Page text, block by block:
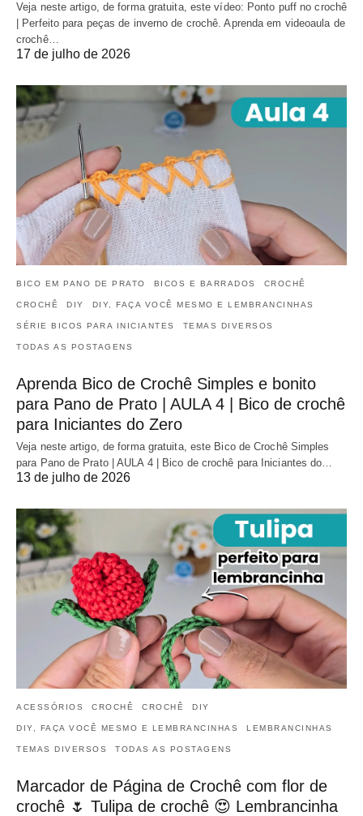
Veja neste artigo, de forma gratuita, este vídeo: Ponto puff no crochê
| Perfeito para peças de inverno de crochê. Aprenda em videoaula de
crochê…
17 de julho de 2026
BICO EM PANO DE PRATO BICOS E BARRADOS CROCHÊ
CROCHÊ DIY DIY, FAÇA VOCÊ MESMO E LEMBRANCINHAS
SÉRIE BICOS PARA INICIANTES TEMAS DIVERSOS
TODAS AS POSTAGENS
Aprenda Bico de Crochê Simples e bonito
para Pano de Prato | AULA 4 | Bico de crochê
para Iniciantes do Zero
Veja neste artigo, de forma gratuita, este Bico de Crochê Simples
para Pano de Prato | AULA 4 | Bico de crochê para Iniciantes do…
13 de julho de 2026
ACESSÓRIOS CROCHÊ CROCHÊ DIY
DIY, FAÇA VOCÊ MESMO E LEMBRANCINHAS LEMBRANCINHAS
TEMAS DIVERSOS TODAS AS POSTAGENS
Marcador de Página de Crochê com flor de
crochê 🌷 Tulipa de crochê 😍 Lembrancinha